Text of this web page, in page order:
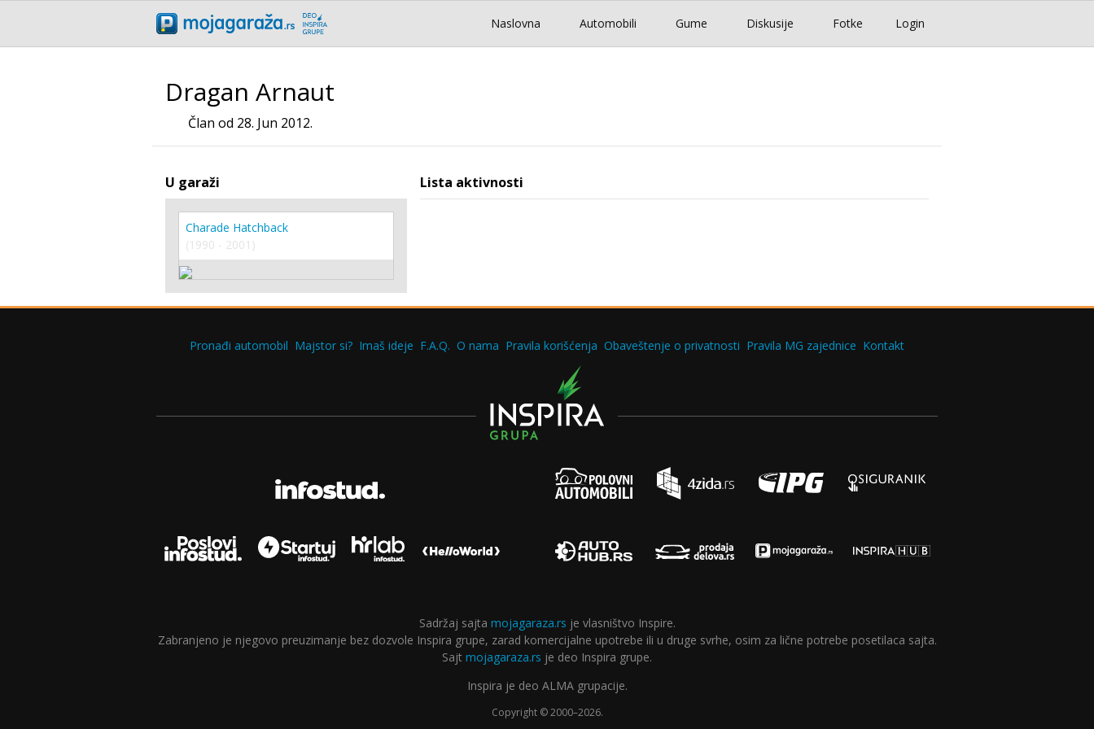
Login
Naslovna Automobili Gume Diskusije Fotke
Dragan Arnaut
Član od 28. Jun 2012.
U garaži
Charade Hatchback
(1990 - 2001)
Lista aktivnosti
Pronađi automobil Majstor si? Imaš ideje F.A.Q. O nama Pravila korišćenja Obaveštenje o privatnosti Pravila MG zajednice Kontakt
Sadržaj sajta mojagaraza.rs je vlasništvo Inspire.
Zabranjeno je njegovo preuzimanje bez dozvole Inspira grupe, zarad komercijalne upotrebe ili u druge svrhe, osim za lične potrebe posetilaca sajta.
Sajt mojagaraza.rs je deo Inspira grupe.
Inspira je deo ALMA grupacije.
Copyright © 2000–2026.